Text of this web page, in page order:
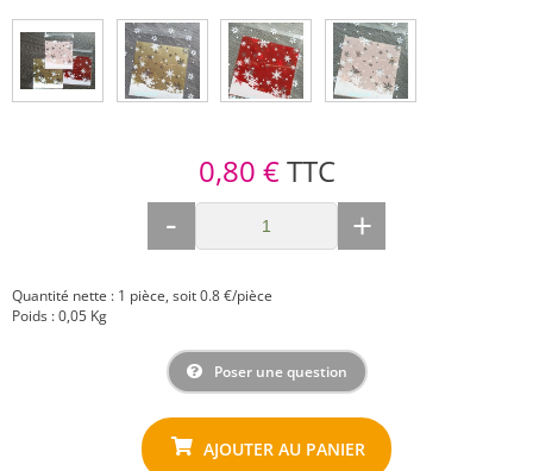
0,80 €TTC
- +
Quantité nette : 1 pièce, soit 0.8 €/pièce
Poids : 0,05 Kg
Poser une question